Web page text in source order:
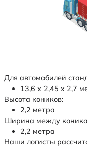
Для автомобилей
13,6 х 2,45 х 2,7
Высота коников:
2,2 метра
Ширина между
2,2 метра
Наши логисты